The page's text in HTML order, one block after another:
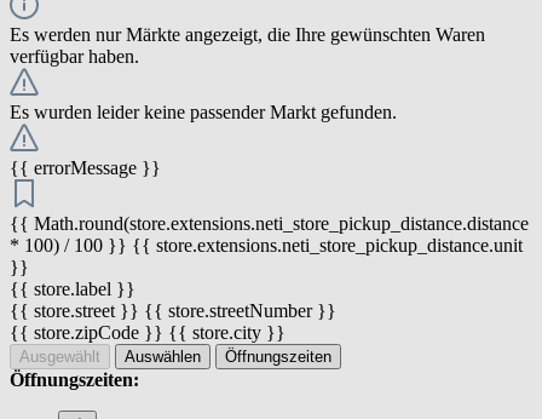
Es werden nur Märkte angezeigt, die Ihre gewünschten Waren
verfügbar haben.
Es wurden leider keine passender Markt gefunden.
{{ errorMessage }}
{{ Math.round(store.extensions.neti_store_pickup_distance.distance
* 100) / 100 }} {{ store.extensions.neti_store_pickup_distance.unit
}}
{{ store.label }}
{{ store.street }} {{ store.streetNumber }}
{{ store.zipCode }} {{ store.city }}
Ausgewählt Auswählen Öffnungszeiten
Öffnungszeiten: